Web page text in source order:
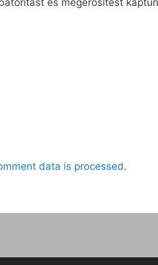
data is processed.